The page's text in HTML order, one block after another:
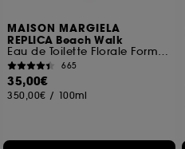
MAISON MARGIELA
REPLICA Beach Walk
Eau de Toilette Florale Format Voyage
665
35,00€
350,00€ / 100ml